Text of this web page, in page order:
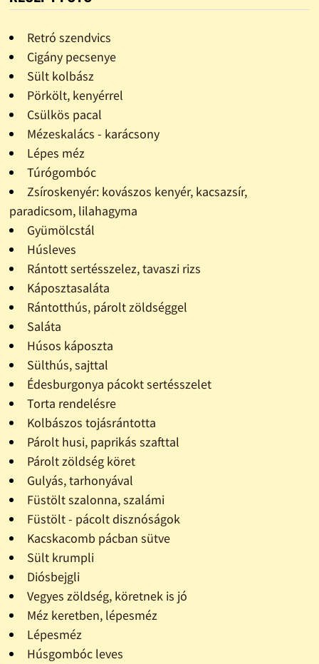
Retró szendvics
Cigány pecsenye
Sült kolbász
Pörkölt, kenyérrel
Csülkös pacal
Mézeskalács - karácsony
Lépes méz
Túrógombóc
Zsíroskenyér: kovászos kenyér, kacsazsír,
paradicsom, lilahagyma
Gyümölcstál
Húsleves
Rántott sertésszelez, tavaszi rizs
Káposztasaláta
Rántotthús, párolt zöldséggel
Saláta
Húsos káposzta
Sülthús, sajttal
Édesburgonya pácokt sertésszelet
Torta rendelésre
Kolbászos tojásrántotta
Párolt husi, paprikás szafttal
Párolt zöldség köret
Gulyás, tarhonyával
Füstölt szalonna, szalámi
Füstölt - pácolt disznóságok
Kacskacomb pácban sütve
Sült krumpli
Diósbejgli
Vegyes zöldség, köretnek is jó
Méz keretben, lépesméz
Lépesméz
Húsgombóc leves